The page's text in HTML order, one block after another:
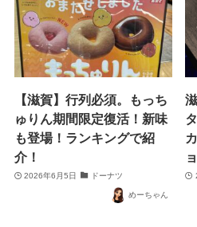
【滋賀】行列必須。もっち
ゅりん期間限定復活！新味
も登場！ランキングで紹
介！
2026年6月5日 ドーナツ
めーちゃん